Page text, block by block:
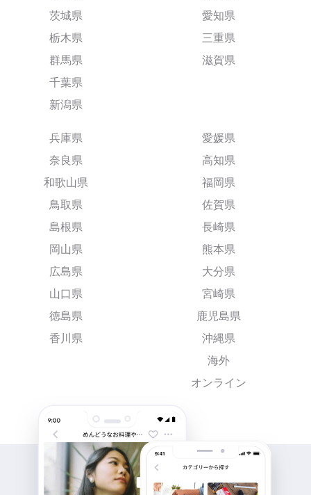
茨城県
栃木県
群馬県
千葉県
新潟県
愛知県
三重県
滋賀県
兵庫県
奈良県
和歌山県
鳥取県
島根県
岡山県
広島県
山口県
徳島県
香川県
愛媛県
高知県
福岡県
佐賀県
長崎県
熊本県
大分県
宮崎県
鹿児島県
沖縄県
海外
オンライン